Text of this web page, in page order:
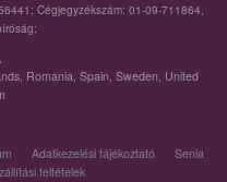
Cégjegyzékszám: 01-09-711864,
Romania Spain Sweden United
Adatkezelési tájékoztató
Senia
feltételek